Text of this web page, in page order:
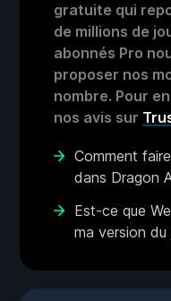
gratuite qui
de millions de
abonnés Pro
proposer nos
nombre. Pour
nos avis sur
Comment
dans Dragon
Est-ce que
ma version du